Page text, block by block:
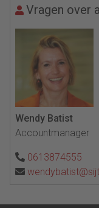
Vragen over
Wendy Batist
Accountmanager
0613874555